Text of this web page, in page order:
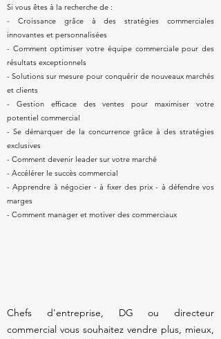
Si vous êtes à la recherche de :
- Croissance grâce à des stratégies commerciales
innovantes et personnalisées
- Comment optimiser votre équipe commerciale pour des
résultats exceptionnels
- Solutions sur mesure pour conquérir de nouveaux marchés
et clients
- Gestion efficace des ventes pour maximiser votre
potentiel commercial
- Se démarquer de la concurrence grâce à des stratégies
exclusives
- Comment devenir leader sur votre marché
- Accélérer le succès commercial
- Apprendre à négocier - à fixer des prix - à défendre vos
marges
- Comment manager et motiver des commerciaux
Chefs d'entreprise, DG ou directeur
commercial vous souhaitez vendre plus, mieux,